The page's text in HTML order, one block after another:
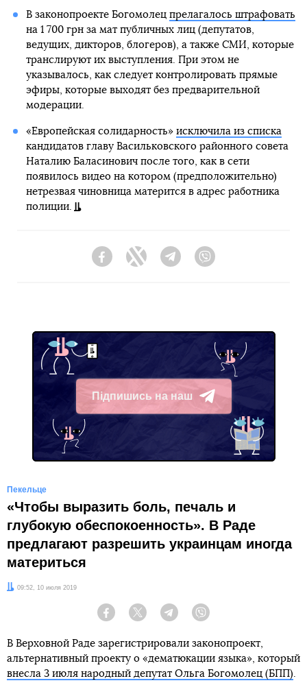
В законопроекте Богомолец прелагалось штрафовать
на 1 700 грн за мат публичных лиц (депутатов,
ведущих, дикторов, блогеров), а также СМИ, которые
транслируют их выступления. При этом не
указывалось, как следует контролировать прямые
эфиры, которые выходят без предварительной
модерации.
«Европейская солидарность» исключила из списка
кандидатов главу Васильковского районного совета
Наталию Баласинович после того, как в сети
появилось видео на котором (предположительно)
нетрезвая чиновница матерится в адрес работника
полиции.
FacebookTwitter Telegram
Підпишись на наш
Telegram
Пекельце
«Чтобы выразить боль, печаль и
глубокую обеспокоенность». В Раде
предлагают разрешить украинцам иногда
материться
Дата:09:52, 10 июля 2019
Facebook Twitter Telegram
В Верховной Раде зарегистрировали законопроект,
альтернативный проекту о «дематюкации языка», который
внесла 3 июля народный депутат Ольга Богомолец (БПП).